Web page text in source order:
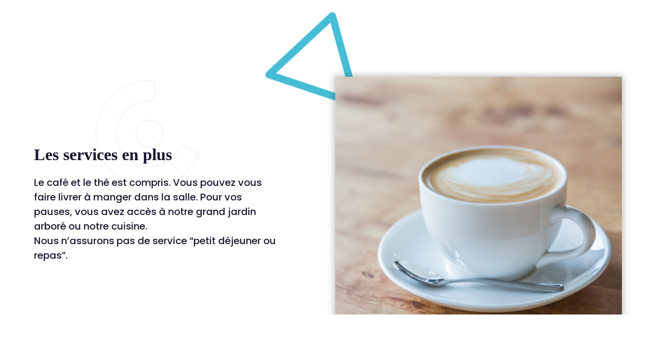
Les services en plus
Le café et le thé est compris. Vous pouvez vous
faire livrer à manger dans la salle. Pour vos
pauses, vous avez accès à notre grand jardin
arboré ou notre cuisine.
Nous n’assurons pas de service “petit déjeuner ou
repas”.